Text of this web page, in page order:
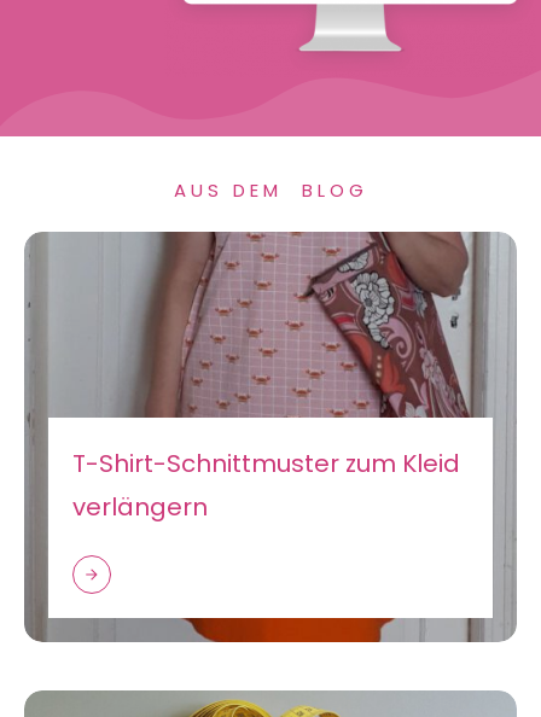
AUS DEM BLOG
T-Shirt-Schnittmuster zum Kleid
verlängern